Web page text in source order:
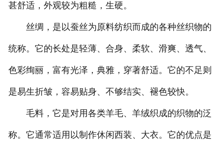
甚舒适，外观较为粗糙，生硬。
丝绸，是以蚕丝为原料纺织而成的各种丝织物的
统称。它的长处是轻薄、合身、柔软、滑爽、透气、
色彩绚丽，富有光泽，典雅，穿著舒适。它的不足则
是易生折皱，容易贴身、不够结实、褪色较快。
毛料，它是对用各类羊毛、羊绒织成的织物的泛
称。它通常适用以制作休闲西装、大衣。它的优点是